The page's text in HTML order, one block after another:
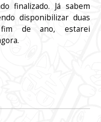
finalizado. Já sabem
disponibilizar duas
fim de ano, estarei